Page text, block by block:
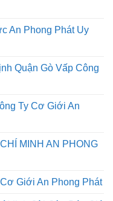
An Phong Phát Uy
Quận Gò Vấp Công
Ty Cơ Giới An
MINH AN PHONG
Giới An Phong Phát